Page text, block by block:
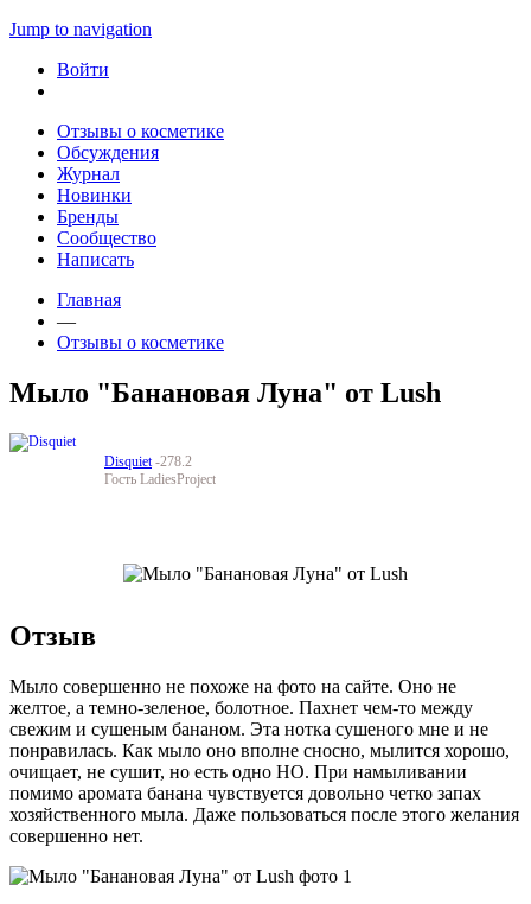
Jump to navigation
Войти
Отзывы о косметике
Обсуждения
Журнал
Новинки
Бренды
Сообщество
Написать
Главная
—
Отзывы о косметике
Мыло "Банановая Луна" от Lush
Disquiet -278.2
Гость LadiesProject
Отзыв
Мыло совершенно не похоже на фото на сайте. Оно не
желтое, а темно-зеленое, болотное. Пахнет чем-то между
свежим и сушеным бананом. Эта нотка сушеного мне и не
понравилась. Как мыло оно вполне сносно, мылится хорошо,
очищает, не сушит, но есть одно НО. При намыливании
помимо аромата банана чувствуется довольно четко запах
хозяйственного мыла. Даже пользоваться после этого желания
совершенно нет.